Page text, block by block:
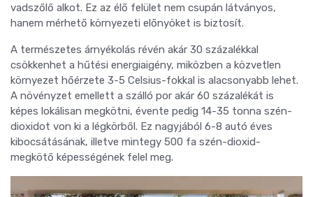
vadszőlő alkot. Ez az élő felület nem csupán látványos,
hanem mérhető környezeti előnyöket is biztosít.
A természetes árnyékolás révén akár 30 százalékkal
csökkenhet a hűtési energiaigény, miközben a közvetlen
környezet hőérzete 3-5 Celsius-fokkal is alacsonyabb lehet.
A növényzet emellett a szálló por akár 60 százalékát is
képes lokálisan megkötni, évente pedig 14-35 tonna szén-
dioxidot von ki a légkörből. Ez nagyjából 6-8 autó éves
kibocsátásának, illetve mintegy 500 fa szén-dioxid-
megkötő képességének felel meg.